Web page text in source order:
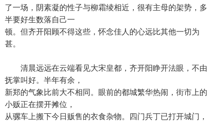
了一场，阴素凝的性子与柳霜绫相近，很有主母的架势，多
半要好生数落自己一
顿。但齐开阳顾不得这些，怀念佳人的心远比其他一切为
甚。
清晨远远在云端看见大宋皇都，齐开阳睁开法眼，不由
抚掌叫好。半年有余，
新郑的气象比前大不相同。眼前的都城繁华热闹，街市上的
小贩正在摆开摊位，
从骡车上搬下今日贩售的衣食杂物。四门兵丁已打开城门，